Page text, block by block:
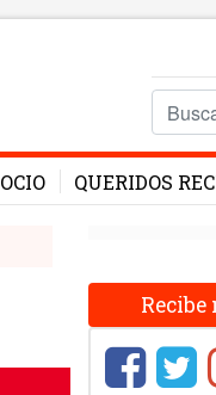
OCIO QUERIDOS